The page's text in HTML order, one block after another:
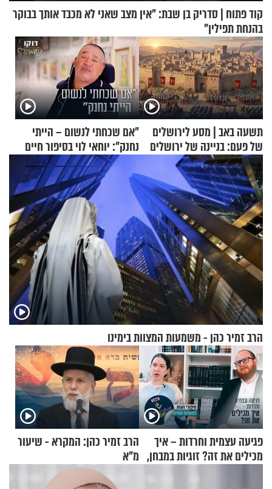
קוד פתוח | סדריק בן שבת: "אין מצב שאני לא מכבד אותך בבוקר
בהנחת תפילין"
תשעה באב | מסע לירושלים
של פעם: בניינה של ירושלים
"אם שכחתי לנשום – הייתי
נחנק": יוחאי לוי בסיפור חיים
מעורר השראה
הרב זמיר כהן - משמעות המצוות בימינו
פגיעה עצמית וחרדות – איך
מכילים את זה? זוגיות במבחן,
הרב זמיר כהן: המקרא - שיעור
מ"א